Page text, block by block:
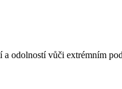
odolností vůči extrémním